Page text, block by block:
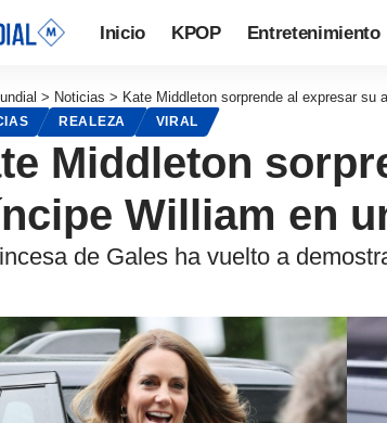
Inicio KPOP Entretenimiento
> Noticias > Kate Middleton sorprende al expresar su
REALEZA VIRAL
Middleton
William en
de Gales ha vuelto a